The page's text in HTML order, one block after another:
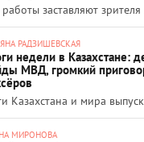
работы заставляют зрителя
РАДЗИШЕВСКАЯ
недели в Казахстане:
МВД, громкий
Казахстана и мира
МИРОНОВА